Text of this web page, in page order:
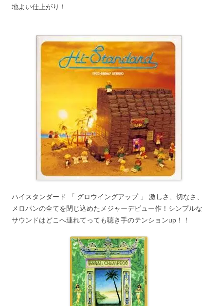
地よい仕上がり！
ハイスタンダード 「 グロウイングアップ 」 激しさ、切なさ、
メロパンの全てを閉じ込めたメジャーデビュー作！シンプルな
サウンドはどこへ連れてっても聴き手のテンションup！！